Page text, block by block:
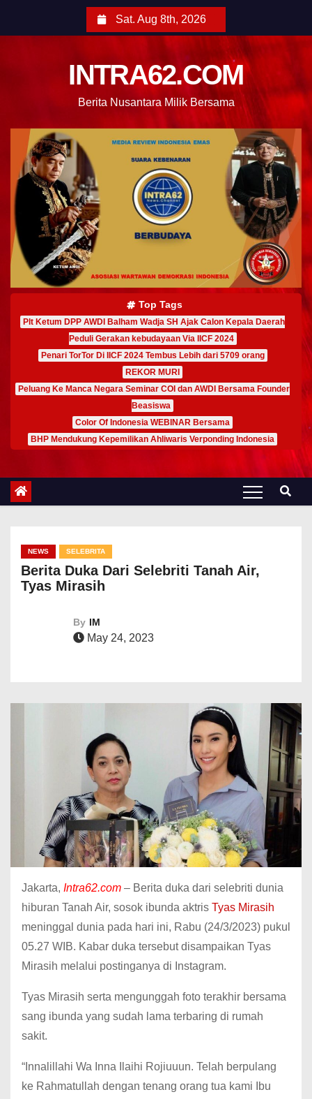
Sat. Aug 8th, 2026
INTRA62.COM
Berita Nusantara Milik Bersama
Top Tags
Plt Ketum DPP AWDI Balham Wadja SH Ajak Calon Kepala Daerah
Peduli Gerakan kebudayaan Via IICF 2024
Penari TorTor Di IICF 2024 Tembus Lebih dari 5709 orang
REKOR MURI
Peluang Ke Manca Negara Seminar COI dan AWDI Bersama Founder
Beasiswa
Color Of Indonesia WEBINAR Bersama
BHP Mendukung Kepemilikan Ahliwaris Verponding Indonesia
NEWS SELEBRITA
Berita Duka Dari Selebriti Tanah Air,
Tyas Mirasih
By IM
May 24, 2023
Jakarta, Intra62.com – Berita duka dari selebriti dunia
hiburan Tanah Air, sosok ibunda aktris Tyas Mirasih
meninggal dunia pada hari ini, Rabu (24/3/2023) pukul
05.27 WIB. Kabar duka tersebut disampaikan Tyas
Mirasih melalui postinganya di Instagram.
Tyas Mirasih serta mengunggah foto terakhir bersama
sang ibunda yang sudah lama terbaring di rumah
sakit.
“Innalillahi Wa Inna Ilaihi Rojiuuun. Telah berpulang
ke Rahmatullah dengan tenang orang tua kami Ibu